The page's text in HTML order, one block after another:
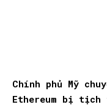
Chính phủ Mỹ
Ethereum bị tịch